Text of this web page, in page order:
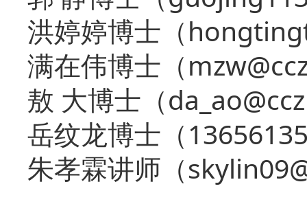
洪婷婷博士（
满在伟博士（
敖 大博士（
岳纹龙博士（
朱孝霖讲师（